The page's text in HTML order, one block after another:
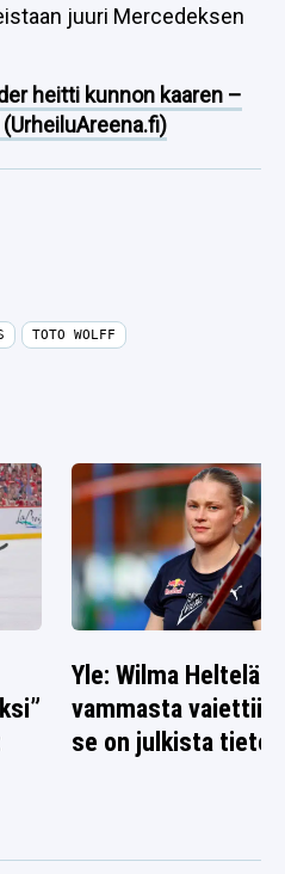
juuri Mercedeksen
heitti kunnon kaaren –
TOTO WOLFF
Yle: Wilma Heltelän
vammasta vaiettiin
se on julkista tietoa